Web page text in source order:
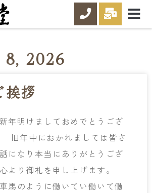
2026
挨拶
明けましておめでとうござ
中におかれましては皆さ
になり本当にありがとうござ
り御礼を申し上げます。
のように働いてい働いて働